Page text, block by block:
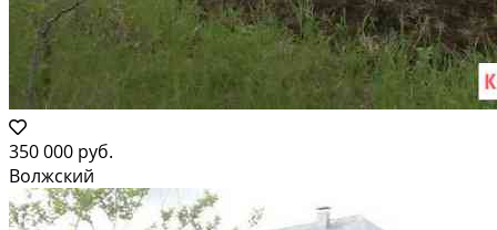
350 000 руб.
Волжский